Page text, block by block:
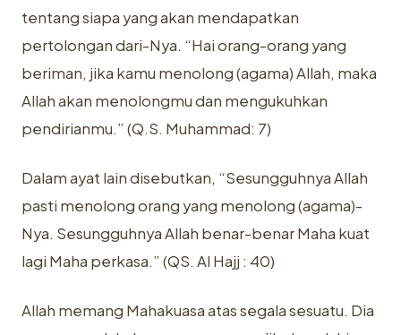
tentang siapa yang ‎akan mendapatkan
pertolongan dari-Nya. “Hai orang-orang yang
beriman, jika ‎kamu menolong (agama) Allah, maka
Allah akan menolongmu dan ‎mengukuhkan
pendirianmu.” (Q.S. Muhammad: 7)‎
Dalam ayat lain disebutkan, “Sesungguhnya Allah
pasti menolong orang ‎yang menolong (agama)-
Nya. Sesungguhnya Allah benar-benar Maha kuat
lagi ‎Maha perkasa.” (QS. Al Hajj : 40)‎
Allah memang Mahakuasa atas segala sesuatu. Dia